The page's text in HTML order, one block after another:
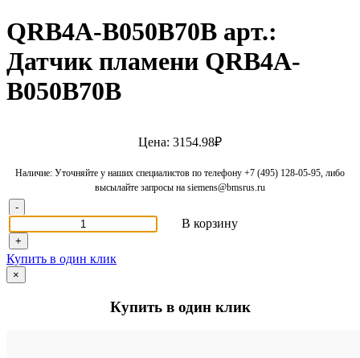
QRB4A-B050B70B арт.:
Датчик пламени QRB4A-
B050B70B
Цена: 3154.98₽
Наличие: Уточняйте у наших специалистов по телефону +7 (495) 128-05-95, либо
высылайте запросы на siemens@bmsrus.ru
-
+
В корзину
Купить в один клик
×
Купить в один клик